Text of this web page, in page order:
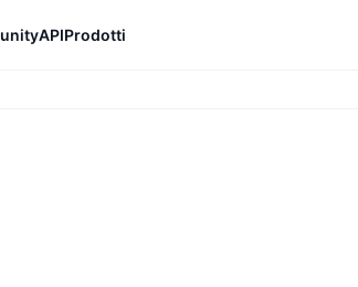
APIProdotti